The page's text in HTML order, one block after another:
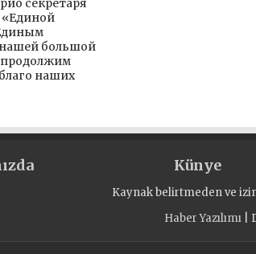
секретаря
«Единой
большой
наших
Künye
Kaynak belirtmeden ve
Haber Yazılımı|